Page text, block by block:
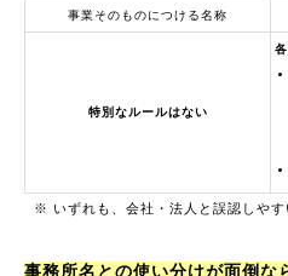
事業そのものにつける名称
特別なルールはない
各
※ いずれも、会社・法人と誤認しや
事務所名との使い分けが面倒な